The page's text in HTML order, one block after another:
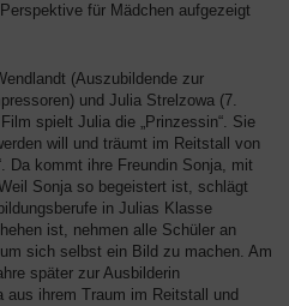
für Mädchen aufgezeigt
(Auszubildende zur
und Julia Strelzowa (7.
spielt Julia die „Prinzessin“. Sie
will und träumt im Reitstall von
Da kommt ihre Freundin Sonja, mit
Sonja so begeistert ist, schlägt
in Julias Klasse
ist, nehmen alle Schüler an
sich selbst ein Bild zu machen. Am
später zur Ausbilderin
ihrem Traum im Reitstall und